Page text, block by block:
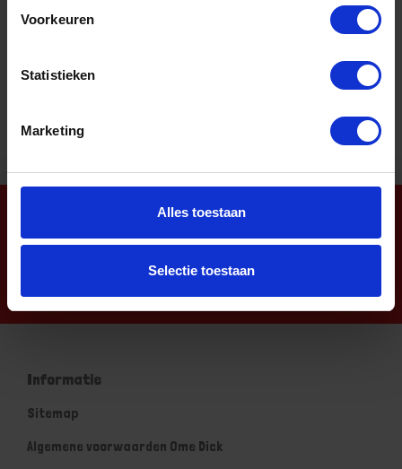
Voorkeuren
Statistieken
Marketing
Alles toestaan
Selectie toestaan
Aantal producten tonen
Informatie
Sitemap
Algemene voorwaarden Ome Dick